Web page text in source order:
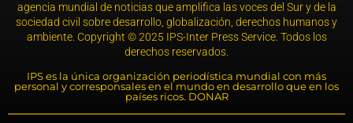
agencia mundial de noticias que amplifica las voces del Sur y de la
sociedad civil sobre desarrollo, globalización, derechos humanos y
ambiente. Copyright © 2025 IPS-Inter Press Service. Todos los
derechos reservados.
IPS es la única organización periodística mundial con más
personal y corresponsales en el mundo en desarrollo que en los
países ricos. DONAR